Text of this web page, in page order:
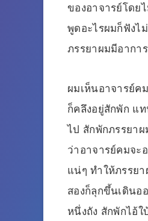
ของอาจารย์โดย
พูดอะไรผมก็ฟังไ
ภรรยาผมมีอากา
ผมเห็นอาจารย์ค
ก็คลึงอยู่สักพัก แ
ไป สักพักภรรยา
ว่าอาจารย์คมจะ
แน่ๆ ทำให้ภรรย
สองก็ลุกขึ้นเดินอ
หนึ่งถัง สักพักไอ้